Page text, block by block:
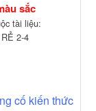
sắc
tài liệu:
2-4
cố kiến thức